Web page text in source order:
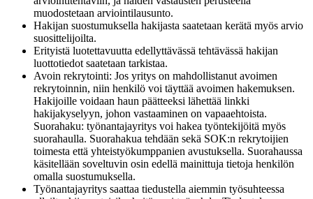
muodostetaan arviointilausunto.
Hakijan suostumuksella hakijasta saatetaan kerätä myös arvio
suosittelijoilta.
Erityistä luotettavuutta edellyttävässä tehtävässä hakijan
luottotiedot saatetaan tarkistaa.
Avoin rekrytointi: Jos yritys on mahdollistanut avoimen
rekrytoinnin, niin henkilö voi täyttää avoimen hakemuksen.
Hakijoille voidaan haun päätteeksi lähettää linkki
hakijakyselyyn, johon vastaaminen on vapaaehtoista.
Suorahaku: työnantajayritys voi hakea työntekijöitä myös
suorahaulla. Suorahakua tehdään sekä SOK:n rekrytoijien
toimesta että yhteistyökumppanien avustuksella. Suorahaussa
käsitellään soveltuvin osin edellä mainittuja tietoja henkilön
omalla suostumuksella.
Työnantajayritys saattaa tiedustella aiemmin työsuhteessa